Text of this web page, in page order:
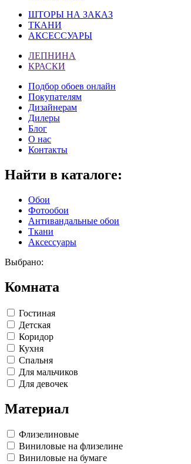
ШТОРЫ НА ЗАКАЗ
ТКАНИ
АКСЕССУАРЫ
ЛЕПНИНА
КРАСКИ
Подбор обоев онлайн
Покупателям
Дизайнерам
Дилеры
Блог
О нас
Контакты
Найти в каталоге:
Обои
Фотообои
Антивандальные обои
Ткани
Аксессуары
Выбрано:
Комната
Гостиная
Детская
Коридор
Кухня
Спальня
Для мальчиков
Для девочек
Материал
Флизелиновые
Виниловые на флизелине
Виниловые на бумаге